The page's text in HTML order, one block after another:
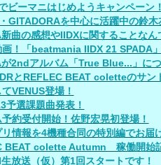
ビーマニはじめようキャンペーン
GITADORAを中心に活躍中の鈴木
曲の感想やIIDXに関することなん
！「beatmania IIDX 21 SPADA
2ndアルバム「True Blue...」につ
とREFLEC BEAT coletteのサン
VENUS登場！
予選課題曲発表！
約受付開始！佐野宏晃初登場！
情報を4機種合同の特別編でお届
BEAT colette Autumn 稼働開始
放送（仮）第1回スタートです！